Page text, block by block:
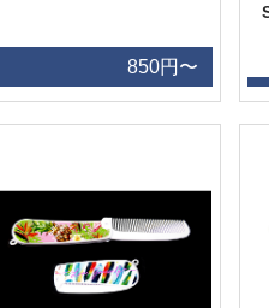
850円〜